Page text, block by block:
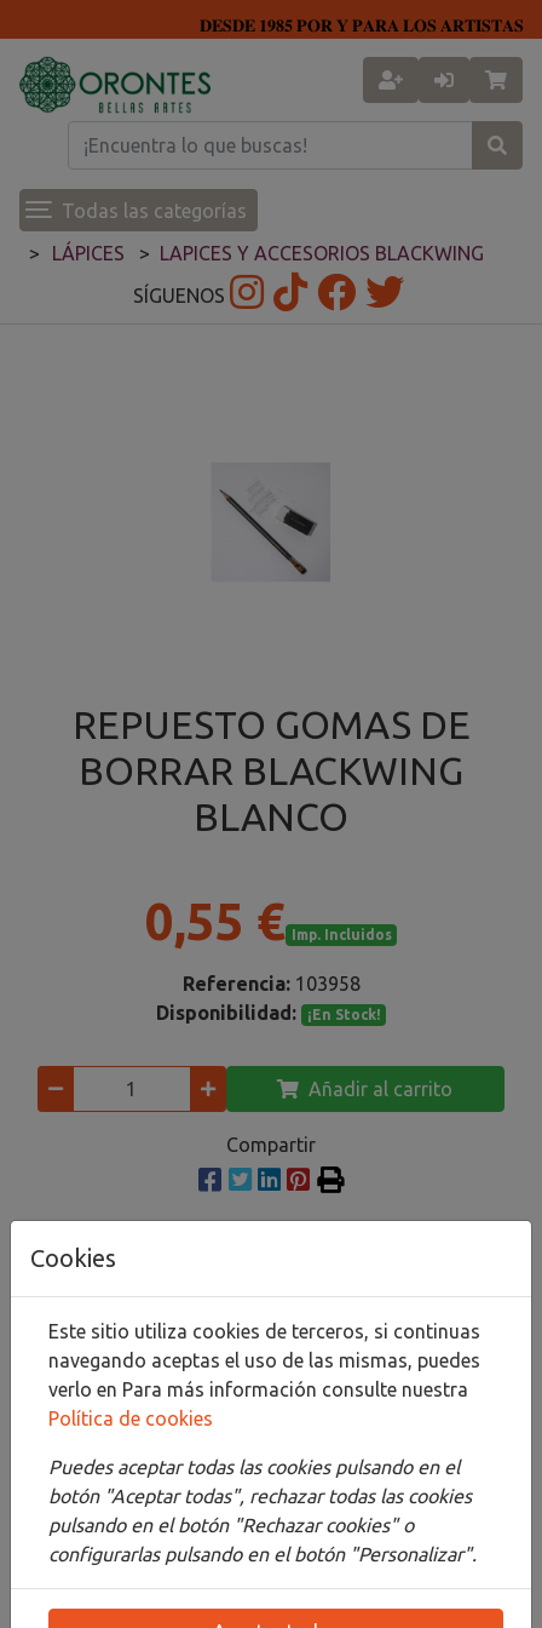
𝐃𝐄𝐒𝐃𝐄 𝟏𝟗𝟖𝟓 𝐏𝐎𝐑 𝐘 𝐏𝐀𝐑𝐀 𝐋𝐎𝐒 𝐀𝐑𝐓𝐈𝐒𝐓𝐀𝐒
Todas las categorías
LÁPICES
LAPICES Y ACCESORIOS BLACKWING
SÍGUENOS
REPUESTO GOMAS DE
BORRAR BLACKWING
BLANCO
0,55 € Imp. Incluidos
Referencia: 103958
Disponibilidad:
¡En Stock!
Añadir al carrito
Compartir
Detalles
Adjuntos
Blackwings siempre ha sido conocido por sus
icónicos borradores cuadrados reemplazables. Para
reemplazar el borrador, deslice el borrador y el clip
Cookies
Este sitio utiliza cookies de terceros, si continuas
navegando aceptas el uso de las mismas, puedes
verlo en Para más información consulte nuestra
Política de cookies
Puedes aceptar todas las cookies pulsando en el
botón "Aceptar todas", rechazar todas las cookies
pulsando en el botón "Rechazar cookies" o
configurarlas pulsando en el botón "Personalizar".